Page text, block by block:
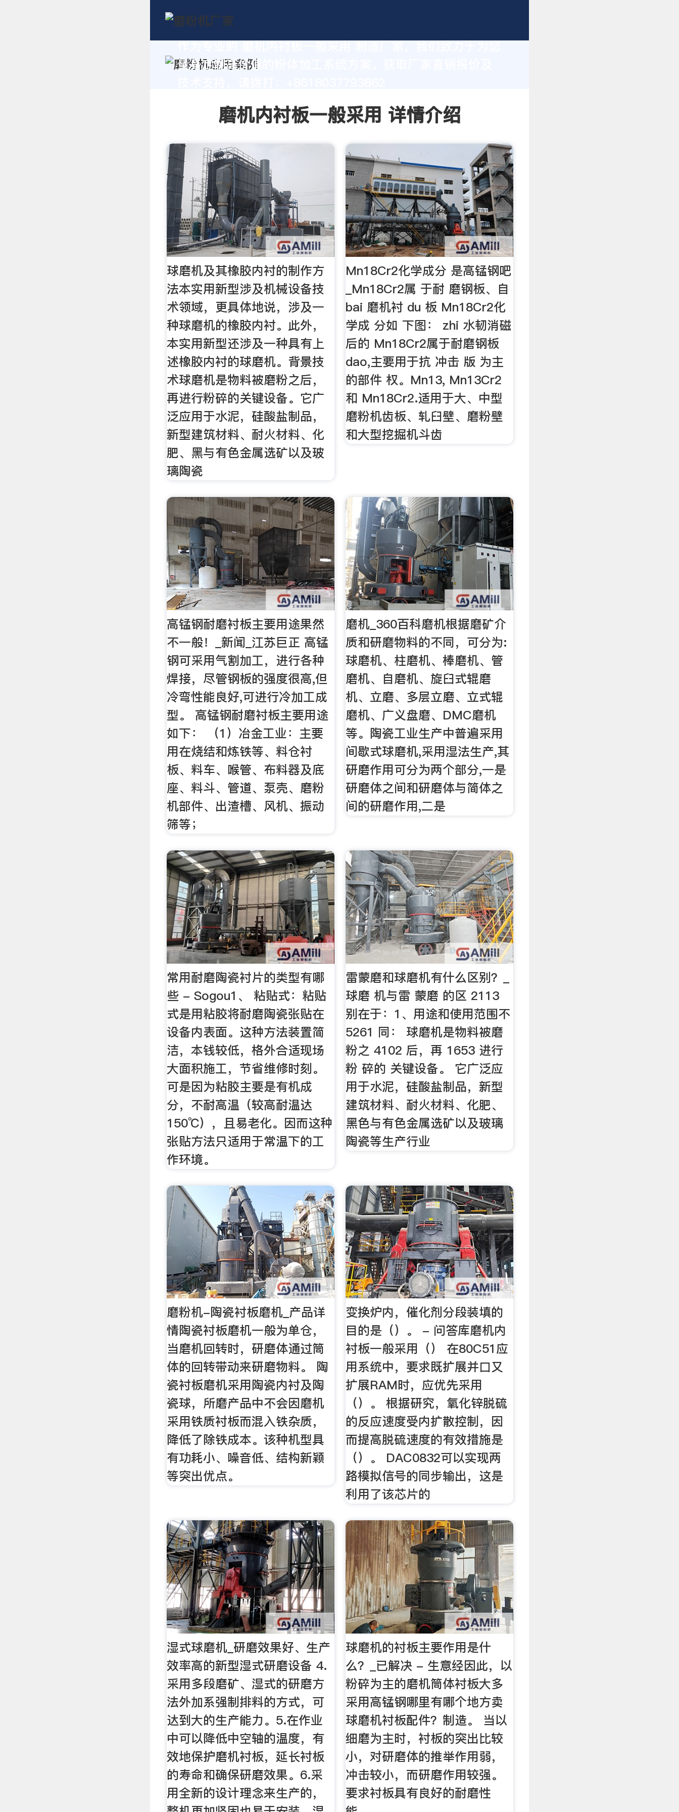
量身定制高价值的粉体加工系统方案。获取厂家直销报价及
磨机内衬板一般采用 详情介绍
球磨机及其橡胶内衬的制作方
法本实用新型涉及机械设备技
术领域，更具体地说，涉及一
种球磨机的橡胶内衬。此外，
本实用新型还涉及一种具有上
述橡胶内衬的球磨机。背景技
术球磨机是物料被磨粉之后，
再进行粉碎的关键设备。它广
泛应用于水泥，硅酸盐制品，
新型建筑材料、耐火材料、化
肥、黑与有色金属选矿以及玻
璃陶瓷
Mn18Cr2化学成分 是高锰钢吧
_Mn18Cr2属 于耐 磨钢板、自
bai 磨机衬 du 板 Mn18Cr2化
学成 分如 下图： zhi 水韧消磁
后的 Mn18Cr2属于耐磨钢板
dao,主要用于抗 冲击 版 为主
的部件 权。Mn13, Mn13Cr2
和 Mn18Cr2.适用于大、中型
磨粉机齿板、轧臼壁、磨粉壁
和大型挖掘机斗齿
高锰钢耐磨衬板主要用途果然
不一般！_新闻_江苏巨正 高锰
钢可采用气割加工，进行各种
焊接，尽管钢板的强度很高,但
冷弯性能良好,可进行冷加工成
型。 高锰钢耐磨衬板主要用途
如下： （1）冶金工业：主要
用在烧结和炼铁等、料仓衬
板、料车、喉管、布料器及底
座、料斗、管道、泵壳、磨粉
机部件、出渣槽、风机、振动
筛等；
磨机_360百科磨机根据磨矿介
质和研磨物料的不同，可分为:
球磨机、柱磨机、棒磨机、管
磨机、自磨机、旋臼式辊磨
机、立磨、多层立磨、立式辊
磨机、广义盘磨、DMC磨机
等。陶瓷工业生产中普遍采用
间歇式球磨机,采用湿法生产,其
研磨作用可分为两个部分,一是
研磨体之间和研磨体与简体之
间的研磨作用,二是
常用耐磨陶瓷衬片的类型有哪
些 - Sogou1、 粘贴式：粘贴
式是用粘胶将耐磨陶瓷张贴在
设备内表面。这种方法装置简
洁，本钱较低，格外合适现场
大面积施工，节省维修时刻。
可是因为粘胶主要是有机成
分，不耐高温（较高耐温达
150℃），且易老化。因而这种
张贴方法只适用于常温下的工
作环境。
雷蒙磨和球磨机有什么区别？_
球磨 机与雷 蒙磨 的区 2113
别在于：1、用途和使用范围不
5261 同： 球磨机是物料被磨
粉之 4102 后，再 1653 进行
粉 碎的 关键设备。 它广泛应
用于水泥，硅酸盐制品，新型
建筑材料、耐火材料、化肥、
黑色与有色金属选矿以及玻璃
陶瓷等生产行业
磨粉机-陶瓷衬板磨机_产品详
情陶瓷衬板磨机一般为单仓，
当磨机回转时，研磨体通过筒
体的回转带动来研磨物料。 陶
瓷衬板磨机采用陶瓷内衬及陶
瓷球，所磨产品中不会因磨机
采用铁质衬板而混入铁杂质，
降低了除铁成本。该种机型具
有功耗小、噪音低、结构新颖
等突出优点。
变换炉内，催化剂分段装填的
目的是（）。 - 问答库磨机内
衬板一般采用（） 在80C51应
用系统中，要求既扩展并口又
扩展RAM时，应优先采用
（）。 根据研究，氧化锌脱硫
的反应速度受内扩散控制，因
而提高脱硫速度的有效措施是
（）。 DAC0832可以实现两
路模拟信号的同步输出，这是
利用了该芯片的
湿式球磨机_研磨效果好、生产
效率高的新型湿式研磨设备 4.
采用多段磨矿、湿式的研磨方
法外加系强制排料的方式，可
达到大的生产能力。5.在作业
中可以降低中空轴的温度，有
效地保护磨机衬板，延长衬板
的寿命和确保研磨效果。6.采
用全新的设计理念来生产的，
球磨机的衬板主要作用是什
么？_已解决 - 生意经因此，以
粉碎为主的磨机筒体衬板大多
采用高锰钢哪里有哪个地方卖
球磨机衬板配件？制造。 当以
细磨为主时，衬板的突出比较
小，对研磨体的推举作用弱，
冲击较小，而研磨作用较强。
要求衬板具有良好的耐磨性